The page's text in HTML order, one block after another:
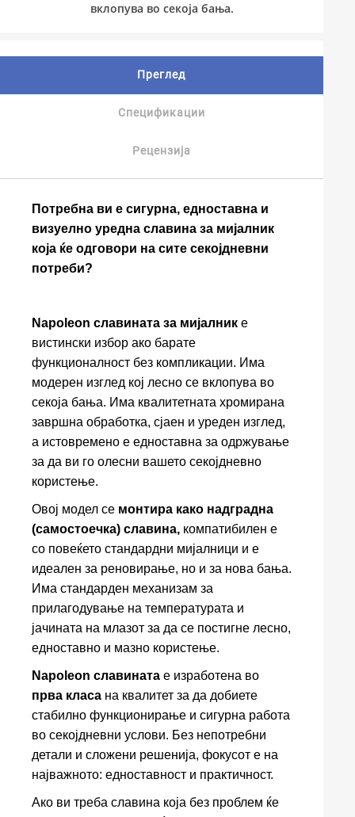
вклопува во секоја бања.
Преглед
Спецификации
Рецензија
Потребна ви е сигурна, едноставна и
визуелно уредна славина за мијалник
која ќе одговори на сите секојдневни
потреби?
Napoleon славината за мијалник е
вистински избор ако барате
функционалност без компликации. Има
модерен изглед кој лесно се вклопува во
секоја бања. Има квалитетната хромирана
завршна обработка, сјаен и уреден изглед,
а истовремено е едноставна за одржување
за да ви го олесни вашето секојдневно
користење.
Овој модел се монтира како надградна
(самостоечка) славина, компатибилен е
со повеќето стандардни мијалници и е
идеален за реновирање, но и за нова бања.
Има стандарден механизам за
прилагодување на температурата и
јачината на млазот за да се постигне лесно,
едноставно и мазно користење.
Napoleon славината е изработена во
прва класа на квалитет за да добиете
стабилно функционирање и сигурна работа
во секојдневни услови. Без непотребни
детали и сложени решенија, фокусот е на
најважното: едноставност и практичност.
Ако ви треба славина која без проблем ќе